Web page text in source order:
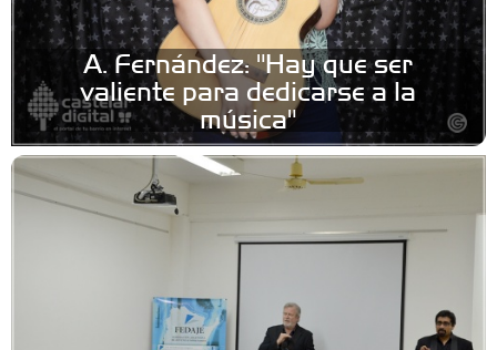
A. Fernández: "Hay que ser
valiente para dedicarse a la
música"